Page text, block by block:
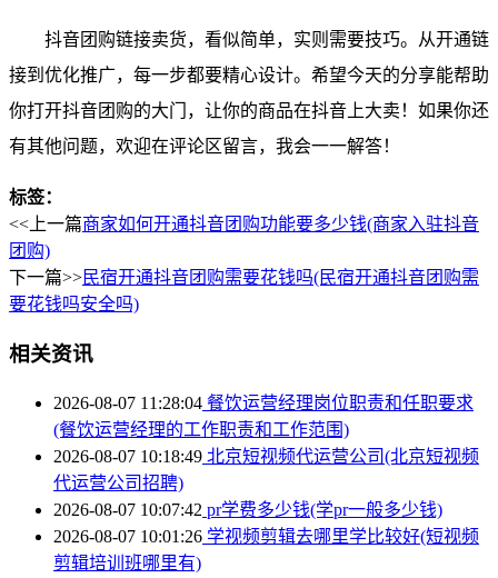
抖音团购链接卖货，看似简单，实则需要技巧。从开通链
接到优化推广，每一步都要精心设计。希望今天的分享能帮助
你打开抖音团购的大门，让你的商品在抖音上大卖！如果你还
有其他问题，欢迎在评论区留言，我会一一解答！
标签：
<<上一篇商家如何开通抖音团购功能要多少钱(商家入驻抖音
团购)
下一篇>>民宿开通抖音团购需要花钱吗(民宿开通抖音团购需
要花钱吗安全吗)
相关资讯
2026-08-07 11:28:04 餐饮运营经理岗位职责和任职要求
(餐饮运营经理的工作职责和工作范围)
2026-08-07 10:18:49 北京短视频代运营公司(北京短视频
代运营公司招聘)
2026-08-07 10:07:42 pr学费多少钱(学pr一般多少钱)
2026-08-07 10:01:26 学视频剪辑去哪里学比较好(短视频
剪辑培训班哪里有)